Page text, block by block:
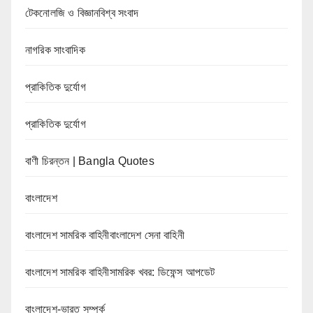
টেকনোলজি ও বিজ্ঞানবিশ্ব সংবাদ
নাগরিক সাংবাদিক
প্রাকিতিক দুর্যোগ
প্রাকিতিক দুর্যোগ
বাণী চিরন্তন | Bangla Quotes
বাংলাদেশ
বাংলাদেশ সামরিক বাহিনীবাংলাদেশ সেনা বাহিনী
বাংলাদেশ সামরিক বাহিনীসামরিক খবর: ডিফেন্স আপডেট
বাংলাদেশ-ভারত সম্পর্ক